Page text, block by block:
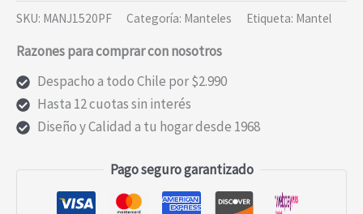
Linio
150X200-
Flores
cantidad
SKU: MANJ1520PF Categoría: Manteles Etiqueta: Mantel
Razones para comprar con nosotros
Despacho a todo Chile por $2.990
Hasta 12 cuotas sin interés
Diseño y Calidad a tu hogar desde 1968
Pago seguro garantizado